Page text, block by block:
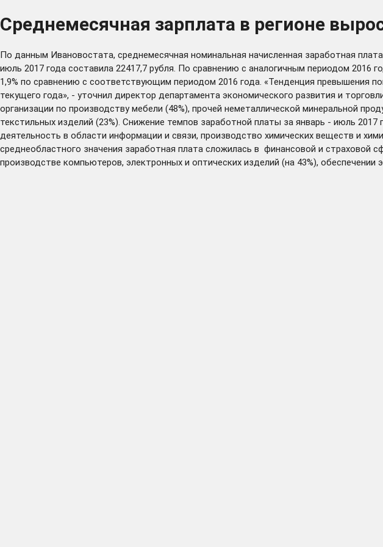
Среднемесячная зарплата в регионе
По данным Ивановостата, среднемесячная номинальная начисленная заработная
июль 2017 года составила 22417,7 рубля. По сравнению с аналогичным периодом 2016
1,9% по сравнению с соответствующим периодом 2016 года. «Тенденция превышения
текущего года», - уточнил директор департамента экономического развития и
организации по производству мебели (48%), прочей неметаллической минеральной
текстильных изделий (23%). Снижение темпов заработной платы за январь - июль
деятельность в области информации и связи, производство химических веществ и
среднеобластного значения заработная плата сложилась в финансовой и страховой
производстве компьютеров, электронных и оптических изделий (на 43%), обеспечении